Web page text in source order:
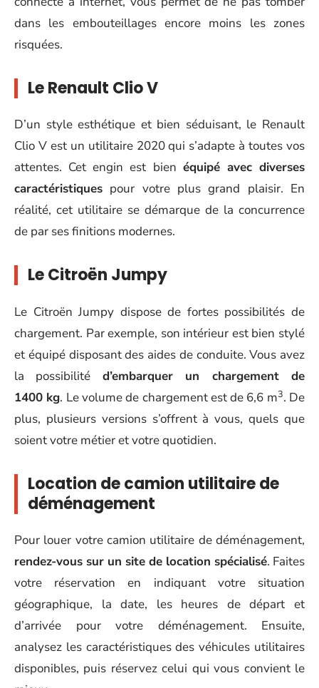
dans les embouteillages encore moins les zones
risquées.
Le Renault Clio V
D’un style esthétique et bien séduisant, le Renault
Clio V est un utilitaire 2020 qui s’adapte à toutes vos
attentes. Cet engin est bien équipé avec diverses
caractéristiques pour votre plus grand plaisir. En
réalité, cet utilitaire se démarque de la concurrence
de par ses finitions modernes.
Le Citroën Jumpy
Le Citroën Jumpy dispose de fortes possibilités de
chargement. Par exemple, son intérieur est bien stylé
et équipé disposant des aides de conduite. Vous avez
la possibilité d’embarquer un chargement de
1400 kg. Le volume de chargement est de 6,6 m3. De
plus, plusieurs versions s’offrent à vous, quels que
soient votre métier et votre quotidien.
Location de camion utilitaire de
déménagement
Pour louer votre camion utilitaire de déménagement,
rendez-vous sur un site de location spécialisé. Faites
votre réservation en indiquant votre situation
géographique, la date, les heures de départ et
d’arrivée pour votre déménagement. Ensuite,
analysez les caractéristiques des véhicules utilitaires
disponibles, puis réservez celui qui vous convient le